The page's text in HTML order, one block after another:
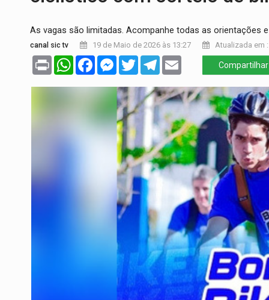
As vagas são limitadas. Acompanhe todas as orientações
canal sic tv 19 de Maio de 2026 às 13:27 Atualizada em
Print WhatsAppFacebookMessenger
TwitterTelegram